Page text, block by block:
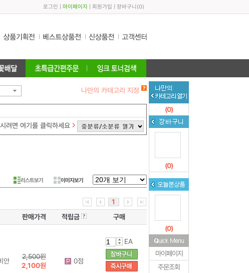
로그인 마이페이지 회원가입 장바구니 (0)
나만의 카테고리 지정
려면 여기를 클릭하세요
리스트보기 이미지보기
1
판매가격 적립금 구매
안
2,500원
2,100원
0점
EA
(0)
(0)
(0)
마이페이지
주문조회